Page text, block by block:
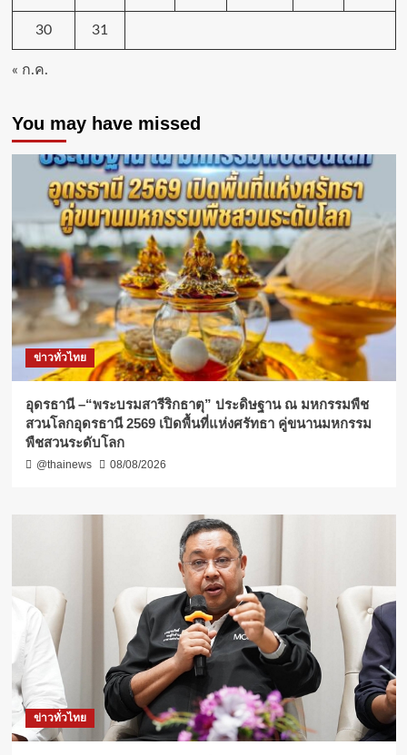
30 31
« ก.ค.
You may have missed
ข่าวทั่วไทย
อุดรธานี –“พระบรมสารีริกธาตุ” ประดิษฐาน ณ มหกรรมพืช
สวนโลกอุดรธานี 2569 เปิดพื้นที่แห่งศรัทธา คู่ขนานมหกรรม
พืชสวนระดับโลก
@thainews 08/08/2026
ข่าวทั่วไทย